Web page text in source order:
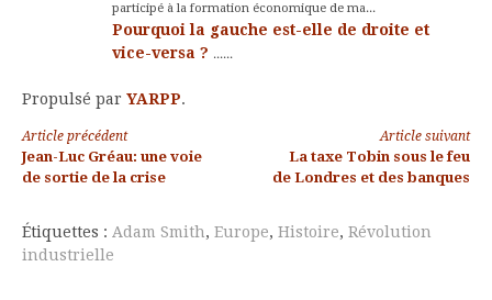
participé à la formation économique de ma...
Pourquoi la gauche est-elle de droite et
vice-versa ? ......
Propulsé par YARPP.
Lire
la
suite
Article précédent
Jean-Luc Gréau: une voie
de sortie de la crise
Article suivant
La taxe Tobin sous le feu
de Londres et des banques
Étiquettes : Adam Smith, Europe, Histoire, Révolution
industrielle